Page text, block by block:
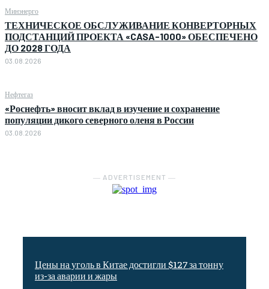
Минэнерго
ТЕХНИЧЕСКОЕ ОБСЛУЖИВАНИЕ КОНВЕРТОРНЫХ
ПОДСТАНЦИЙ ПРОЕКТА «CASA-1000» ОБЕСПЕЧЕНО
ДО 2028 ГОДА
03.08.2026
Нефтегаз
«Роснефть» вносит вклад в изучение и сохранение
популяции дикого северного оленя в России
03.08.2026
― ADVERTISEMENT ―
Цены на уголь в Китае достигли $127 за тонну
из-за аварии и жары